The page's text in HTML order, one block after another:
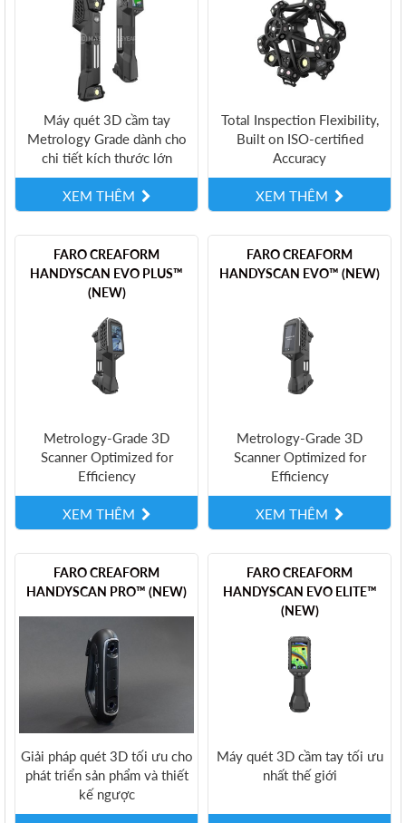
Máy quét 3D cầm tay
Metrology Grade dành cho
chi tiết kích thước lớn
XEM THÊM
Total Inspection Flexibility,
Built on ISO-certified
Accuracy
XEM THÊM
FARO CREAFORM
HANDYSCAN EVO PLUS™
(NEW)
Metrology-Grade 3D
Scanner Optimized for
Efficiency
XEM THÊM
FARO CREAFORM
HANDYSCAN EVO™ (NEW)
Metrology-Grade 3D
Scanner Optimized for
Efficiency
XEM THÊM
FARO CREAFORM
HANDYSCAN PRO™ (NEW)
Giải pháp quét 3D tối ưu cho
phát triển sản phẩm và thiết
kế ngược
FARO CREAFORM
HANDYSCAN EVO ELITE™
(NEW)
Máy quét 3D cầm tay tối ưu
nhất thế giới